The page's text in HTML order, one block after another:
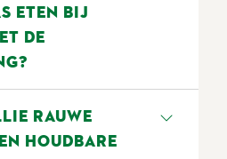
ETEN BIJ
DE
natuurlijke
het extra voordeel
RAUWE
HOUDBARE